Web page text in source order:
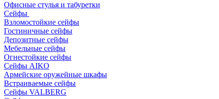
Офисные стулья и табуретки
Сейфы
Взломостойкие сейфы
Гостиничные сейфы
Депозитные сейфы
Мебельные сейфы
Огнестойкие сейфы
Сейфы AIKO
Армейские оружейные шкафы
Встраиваемые сейфы
Сейфы VALBERG